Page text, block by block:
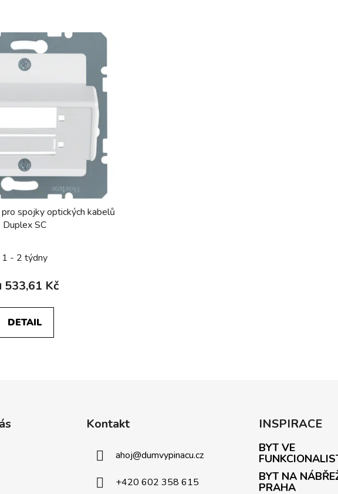
spojky optických kabelů
Duplex SC
1 - 2 týdny
533,61 Kč
DETAIL
Kontakt
ahoj@dumvypinacu.cz
+420 602 358 615
INSPIRACE
BYT VE
BYT NA
PRAHA